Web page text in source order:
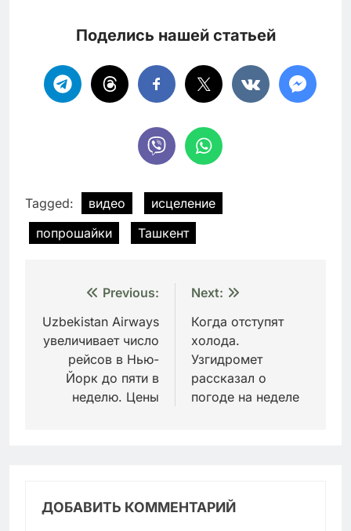
Поделись нашей статьей
Tagged: видео
исцеление
попрошайки
Ташкент
Навигация
по
записям
Previous:
Uzbekistan Airways
увеличивает число
рейсов в Нью-
Йорк до пяти в
неделю. Цены
Next:
Когда отступят
холода.
Узгидромет
рассказал о
погоде на неделе
ДОБАВИТЬ КОММЕНТАРИЙ